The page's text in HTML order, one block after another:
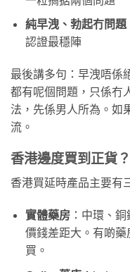
純早洩、勃起冇問題
認證最穩陣
最後講多句：早洩唔係
都有呢個問題，只係冇
法，先係男人所為。如
流。
香港邊度買到正貨？
香港買延時產品主要有
實體藥房：中環、銅
價錢差距大。有啲
買。